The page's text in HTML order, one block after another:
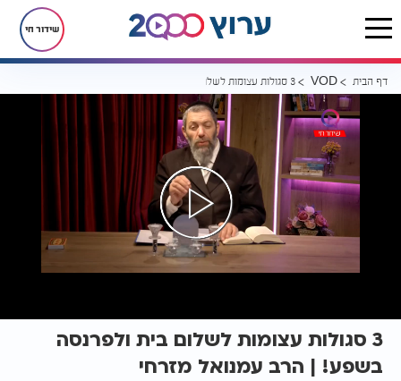
שידור חי
דף הבית VOD 3 סגולות עצומות לשלום בית ולפרנסה בשפע! | הרב עמנואל מזרחי
3 סגולות עצומות לשלום בית ולפרנסה
בשפע! | הרב עמנואל מזרחי